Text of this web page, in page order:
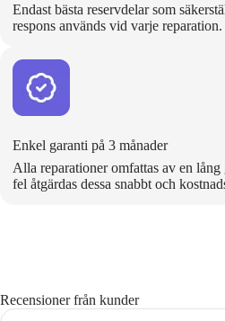
Endast bästa reservdelar som
respons används vid varje reparation.
Enkel garanti på 3 månader
Alla reparationer omfattas av en
fel åtgärdas dessa snabbt och
Recensioner från kunder